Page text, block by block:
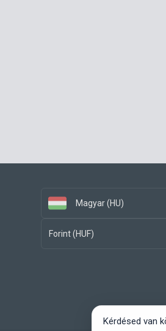
Magyar (HU)
Forint (HUF)
Kérdésed van